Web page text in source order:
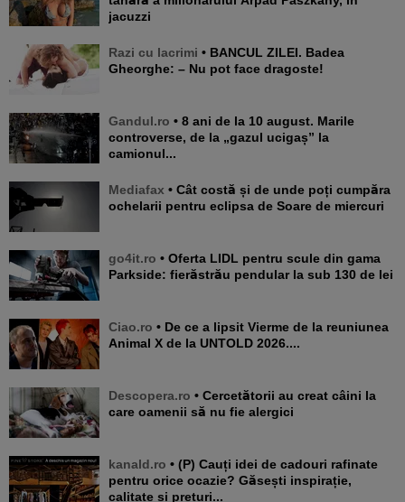
jacuzzi
Razi cu lacrimi • BANCUL ZILEI. Badea
Gheorghe: – Nu pot face dragoste!
Gandul.ro • 8 ani de la 10 august. Marile
controverse, de la „gazul ucigaș” la
camionul...
Mediafax • Cât costă și de unde poți cumpăra
ochelarii pentru eclipsa de Soare de miercuri
go4it.ro • Oferta LIDL pentru scule din gama
Parkside: fierăstrău pendular la sub 130 de lei
Ciao.ro • De ce a lipsit Vierme de la reuniunea
Animal X de la UNTOLD 2026....
Descopera.ro • Cercetătorii au creat câini la
care oamenii să nu fie alergici
kanald.ro • (P) Cauți idei de cadouri rafinate
pentru orice ocazie? Găsești inspirație,
calitate și prețuri...